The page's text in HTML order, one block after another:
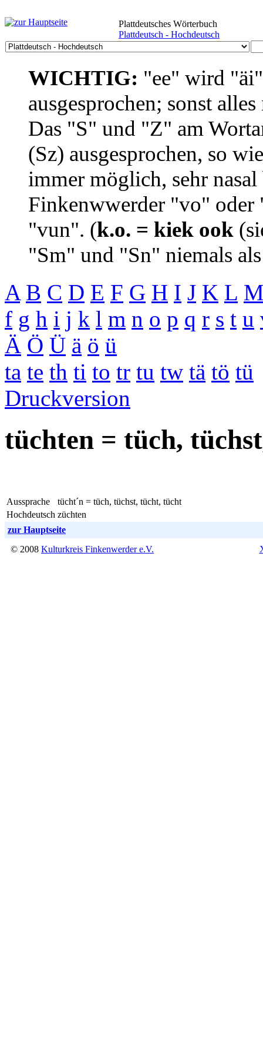
Plattdeutsches Wörterbuch
Plattdeutsch - Hochdeutsch
WICHTIG: "ee" wird
ausgesprochen; sonst
Das "S" und "Z" am
(Sz) ausgesprochen, so
immer möglich, sehr
Finkenwwerder "vo"
"vun". (k.o. = kiek ook
"Sm" und "Sn" niemals
A B C D E F G H I J K L
f g h i j k l m n o p q r s t u
Ä Ö Ü ä ö ü
ta te th ti to tr tu tw tä tö tü
Druckversion
tüchten = tüch,
Aussprache
tücht´n = tüch, tüchst, tücht, tücht
Hochdeutsch züchten
zur Hauptseite
© 2008 Kulturkreis Finkenwerder e.V.